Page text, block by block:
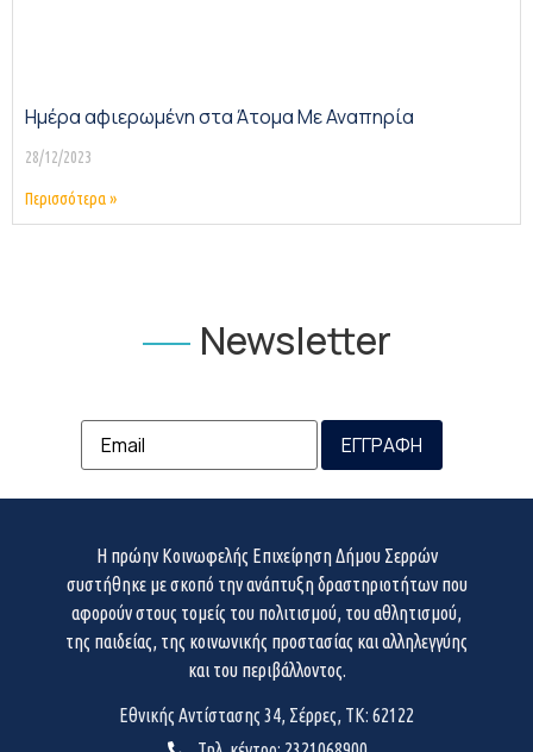
Ημέρα αφιερωμένη στα Άτομα Με Αναπηρία
28/12/2023
Περισσότερα »
Newsletter
Η πρώην Κοινωφελής Επιχείρηση Δήμου Σερρών
συστήθηκε με σκοπό την ανάπτυξη δραστηριοτήτων που
αφορούν στους τομείς του πολιτισμού, του αθλητισμού,
της παιδείας, της κοινωνικής προστασίας και αλληλεγγύης
και του περιβάλλοντος.
Εθνικής Αντίστασης 34, Σέρρες, ΤΚ: 62122